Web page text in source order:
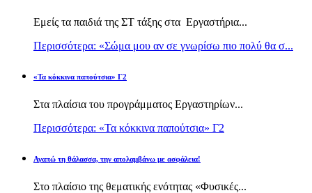
Εμείς τα παιδιά της ΣΤ τάξης στα Εργαστήρια...
Περισσότερα: «Σώμα μου αν σε γνωρίσω πιο πολύ θα σ...
«Τα κόκκινα παπούτσια» Γ2
Στα πλαίσια του προγράμματος Εργαστηρίων...
Περισσότερα: «Τα κόκκινα παπούτσια» Γ2
Αγαπώ τη θάλασσα, την απολαμβάνω με ασφάλεια!
Στο πλαίσιο της θεματικής ενότητας «Φυσικές...